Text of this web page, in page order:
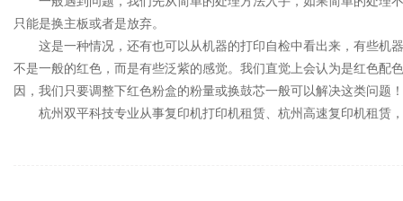
只能是换主板或者是放弃。
这是一种情况，还有也可以从机器的打印自检中看出来，有些机
不是一般的红色，而是有些泛紫的感觉。我们直觉上会认为是红色配
因，我们只要调整下红色粉盒的粉量或换鼓芯一般可以解决这类问题！
杭州双平科技专业从事复印机打印机租赁、杭州高速复印机租赁